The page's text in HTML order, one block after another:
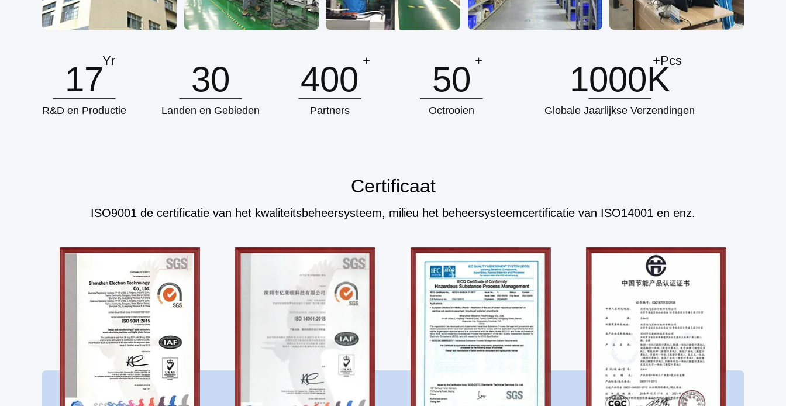
17Yr
R&D en Productie
30
Landen en Gebieden
400 +
Partners
50 +
Octrooien
1000K
+Pcs
Globale Jaarlijkse Verzendingen
Certificaat
ISO9001 de certificatie van het kwaliteitsbeheersysteem, milieu het beheersysteemcertificatie van ISO14001 en enz.